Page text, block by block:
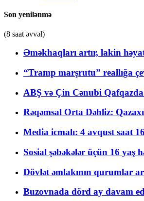
Son yenilənmə
(8 saat əvvəl)
Əməkhaqları artır, lakin
“Tramp marşrutu” reallığa
ABŞ və Çin Cənubi
Rəqəmsal Orta Dəhliz:
Media icmalı: 4 avqust saat
Sosial şəbəkələr üçün 16 yaş
Dövlət əmlakının qurumlar
Buzovnada dörd ay davam